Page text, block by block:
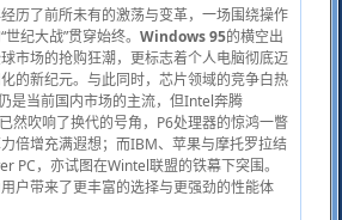
历了前所未有的激荡与变革，一场围绕操作
纪大战”贯穿始终。 Windows 95的横空出
市场的抢购狂潮，更标志着个人电脑彻底迈
的新纪元。与此同时，芯片领域的竞争白热
是当前国内市场的主流，但Intel奔腾
然吹响了换代的号角，P6处理器的惊鸿一瞥
倍增充满遐想；而IBM、苹果与摩托罗拉结
PC，亦试图在Wintel联盟的铁幕下突围。
户带来了更丰富的选择与更强劲的性能体